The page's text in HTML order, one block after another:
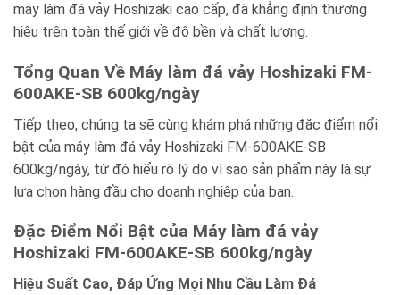
máy làm đá vảy Hoshizaki cao cấp, đã khẳng định thương
hiệu trên toàn thế giới về độ bền và chất lượng.
Tổng Quan Về Máy làm đá vảy Hoshizaki FM-
600AKE-SB 600kg/ngày
Tiếp theo, chúng ta sẽ cùng khám phá những đặc điểm nổi
bật của máy làm đá vảy Hoshizaki FM-600AKE-SB
600kg/ngày, từ đó hiểu rõ lý do vì sao sản phẩm này là sự
lựa chọn hàng đầu cho doanh nghiệp của bạn.
Đặc Điểm Nổi Bật của Máy làm đá vảy
Hoshizaki FM-600AKE-SB 600kg/ngày
Hiệu Suất Cao, Đáp Ứng Mọi Nhu Cầu Làm Đá